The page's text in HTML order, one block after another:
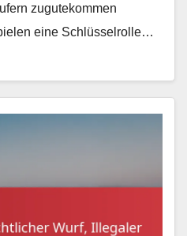
zugutekommen
eine Schlüsselrolle…